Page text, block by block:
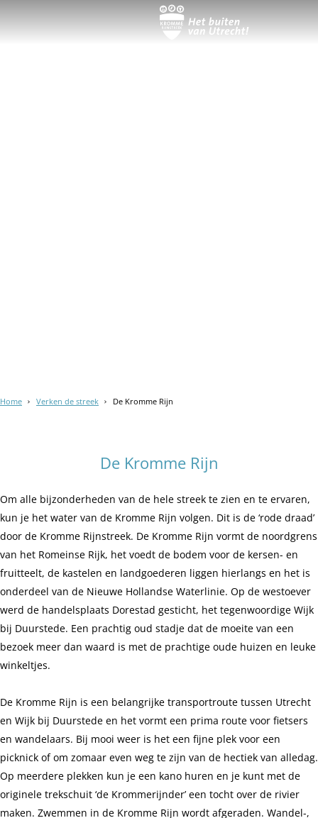
Home Verken de streek De Kromme Rijn
De Kromme Rijn
Om alle bijzonderheden van de hele streek te zien en te ervaren,
kun je het water van de Kromme Rijn volgen. Dit is de ‘rode draad’
door de Kromme Rijnstreek. De Kromme Rijn vormt de noordgrens
van het Romeinse Rijk, het voedt de bodem voor de kersen- en
fruitteelt, de kastelen en landgoederen liggen hierlangs en het is
onderdeel van de Nieuwe Hollandse Waterlinie. Op de westoever
werd de handelsplaats Dorestad gesticht, het tegenwoordige Wijk
bij Duurstede. Een prachtig oud stadje dat de moeite van een
bezoek meer dan waard is met de prachtige oude huizen en leuke
winkeltjes.
De Kromme Rijn is een belangrijke transportroute tussen Utrecht
en Wijk bij Duurstede en het vormt een prima route voor fietsers
en wandelaars. Bij mooi weer is het een fijne plek voor een
picknick of om zomaar even weg te zijn van de hectiek van alledag.
Op meerdere plekken kun je een kano huren en je kunt met de
originele trekschuit ‘de Krommerijnder’ een tocht over de rivier
maken. Zwemmen in de Kromme Rijn wordt afgeraden. Wandel-,